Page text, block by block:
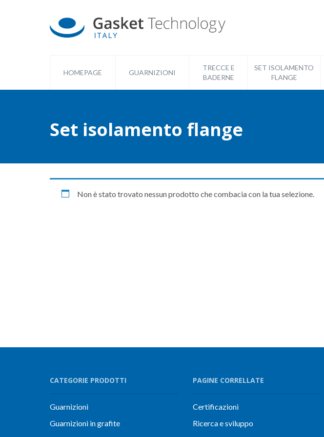
HOMEPAGE GUARNIZIONI
TRECCE E
BADERNE
SET ISOLAMENTO
FLANGE
Set isolamento flange
Non è stato trovato nessun prodotto che combacia con la tua selezione.
CATEGORIE PRODOTTI
Guarnizioni
Guarnizioni in grafite
PAGINE CORRELLATE
Certificazioni
Ricerca e sviluppo